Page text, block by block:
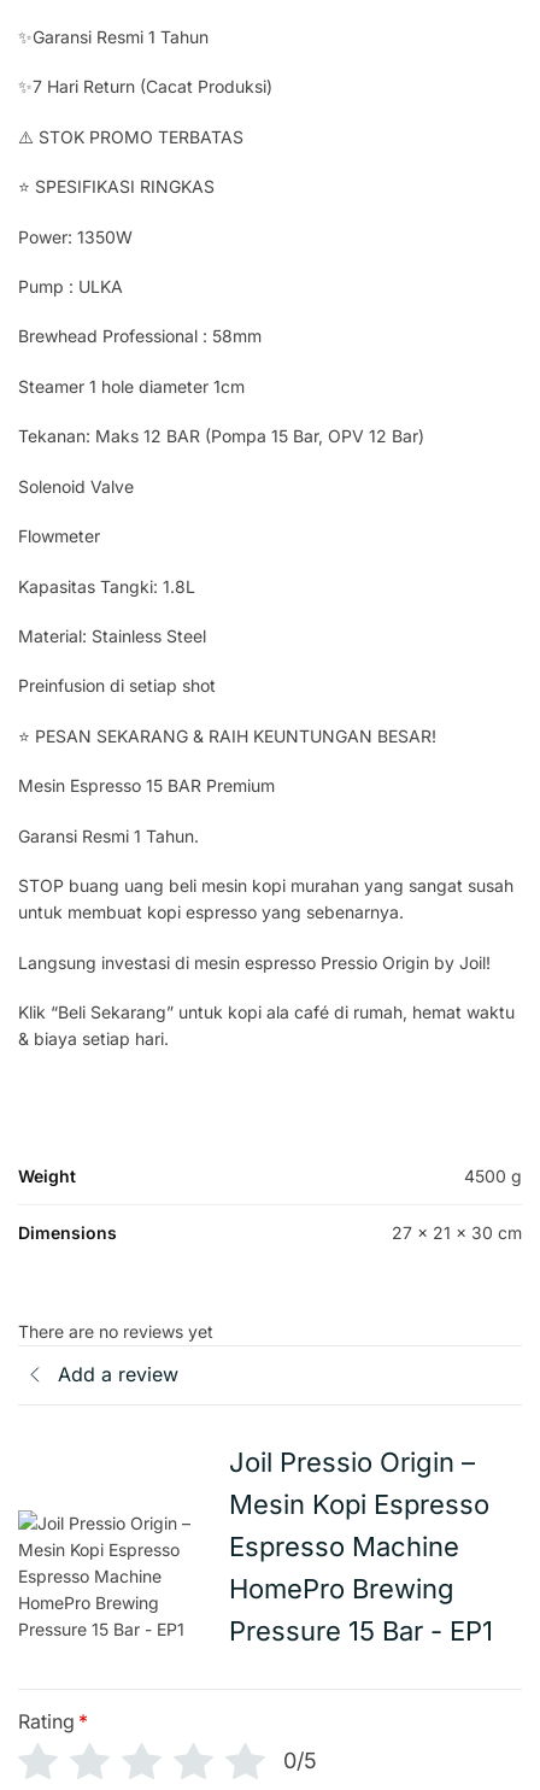
✨Garansi Resmi 1 Tahun
✨7 Hari Return (Cacat Produksi)
⚠️ STOK PROMO TERBATAS
⭐ SPESIFIKASI RINGKAS
Power: 1350W
Pump : ULKA
Brewhead Professional : 58mm
Steamer 1 hole diameter 1cm
Tekanan: Maks 12 BAR (Pompa 15 Bar, OPV 12 Bar)
Solenoid Valve
Flowmeter
Kapasitas Tangki: 1.8L
Material: Stainless Steel
Preinfusion di setiap shot
⭐ PESAN SEKARANG & RAIH KEUNTUNGAN BESAR!
Mesin Espresso 15 BAR Premium
Garansi Resmi 1 Tahun.
STOP buang uang beli mesin kopi murahan yang sangat susah
untuk membuat kopi espresso yang sebenarnya.
Langsung investasi di mesin espresso Pressio Origin by Joil!
Klik “Beli Sekarang” untuk kopi ala café di rumah, hemat waktu
& biaya setiap hari.
Weight 4500 g
Dimensions 27 × 21 × 30 cm
There are no reviews yet
Add a review
Joil Pressio Origin –
Mesin Kopi Espresso
Espresso Machine
HomePro Brewing
Pressure 15 Bar - EP1
Rating *
0/5